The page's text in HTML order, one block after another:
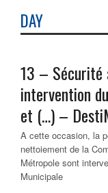
DAY
13 – Sécurité
intervention
et (…) –
A cette occasion, la
nettoiement de la
Métropole sont
Municipale